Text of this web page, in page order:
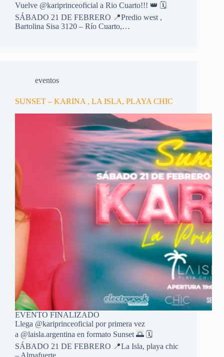
Vuelve @kariprinceoficial a Rio Cuarto!!! 👑 🗓️
SÁBADO 21 DE FEBRERO 📍Predio west ,
Bartolina Sisa 3120 – Río Cuarto,…
eventos
SUNSET – KARINA , LA ISLA, PLAYA CHIC
EVENTO FINALIZADO
Llega @kariprinceoficial por primera vez
a @laisla.argentina en formato Sunset 🌅 🗓️
SÁBADO 21 DE FEBRERO 📍La Isla, playa chic
– Almafuerte…